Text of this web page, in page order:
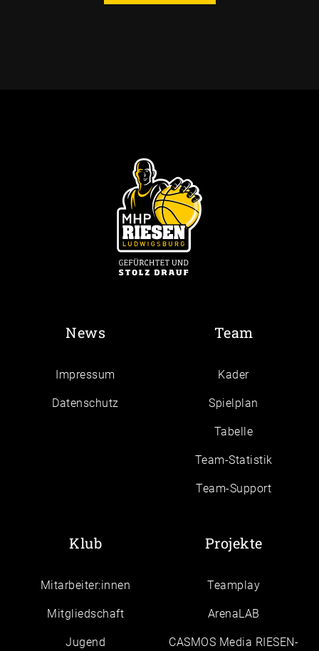
News
Impressum
Daten­schutz
Team
Kader
Spielplan
Tabelle
Team-Statistik
Team-Support
Klub
Mitarbeiter:innen
Mitgliedschaft
Jugend
Projekte
Teamplay
ArenaLAB
CASMOS Media RIESEN-